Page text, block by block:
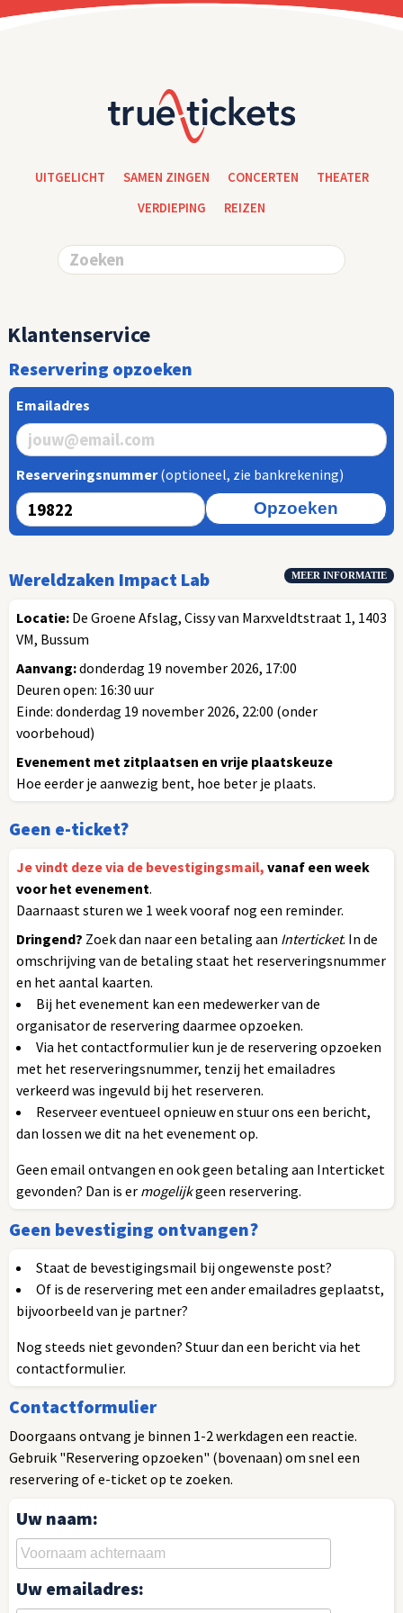
UITGELICHT SAMEN ZINGEN CONCERTEN
THEATER
VERDIEPING
REIZEN
Klantenservice
Reservering opzoeken
Emailadres
Reserveringsnummer(optioneel, zie bankrekening)
Opzoeken
Wereldzaken Impact Lab MEER INFORMATIE
Locatie: De Groene Afslag, Cissy van Marxveldtstraat 1, 1403
VM, Bussum
Aanvang:donderdag 19 november 2026, 17:00
Deuren open: 16:30 uur
Einde: donderdag 19 november 2026, 22:00 (onder
voorbehoud)
Evenement met zitplaatsen en vrije plaatskeuze
Hoe eerder je aanwezig bent, hoe beter je plaats.
Geen e-ticket?
Je vindt deze via de bevestigingsmail, vanaf een week
voor het evenement.
Daarnaast sturen we 1 week vooraf nog een reminder.
Dringend? Zoek dan naar een betaling aan Interticket. In de
omschrijving van de betaling staat het reserveringsnummer
en het aantal kaarten.
Bij het evenement kan een medewerker van de
organisator de reservering daarmee opzoeken.
Via het contactformulier kun je de reservering opzoeken
met het reserveringsnummer, tenzij het emailadres
verkeerd was ingevuld bij het reserveren.
Reserveer eventueel opnieuw en stuur ons een bericht,
dan lossen we dit na het evenement op.
Geen email ontvangen en ook geen betaling aan Interticket
gevonden? Dan is er mogelijkgeen reservering.
Geen bevestiging ontvangen?
Staat de bevestigingsmail bij ongewenste post?
Of is de reservering met een ander emailadres geplaatst,
bijvoorbeeld van je partner?
Nog steeds niet gevonden? Stuur dan een bericht via het
contactformulier.
Contactformulier
Doorgaans ontvang je binnen 1-2 werkdagen een reactie.
Gebruik "Reservering opzoeken" (bovenaan) om snel een
reservering of e-ticket op te zoeken.
Uw naam:
Uw emailadres: